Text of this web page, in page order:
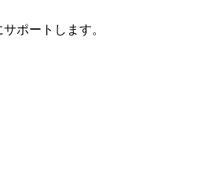
ポートします。